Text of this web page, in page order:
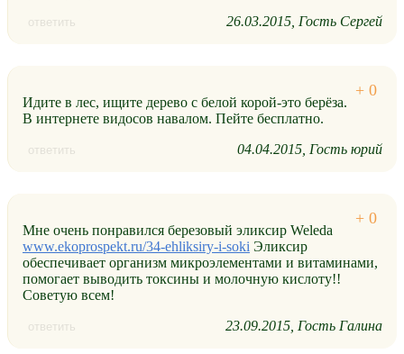
ответить 26.03.2015 Гость Сергей
Идите в лес, ищите дерево с белой корой-это берёза.
В интернете видосов навалом. Пейте бесплатно.
ответить 04.04.2015 Гость юрий
Мне очень понравился березовый эликсир Weleda
www.ekoprospekt.ru/34-ehliksiry-i-soki Эликсир
обеспечивает организм микроэлементами и витаминами,
помогает выводить токсины и молочную кислоту!!
Советую всем!
ответить 23.09.2015 Гость Галина